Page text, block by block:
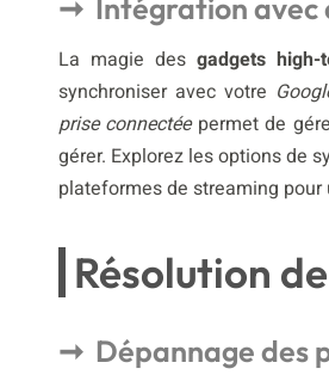
Intégration avec
La magie desgadgets high-
synchroniser avec votre
prise connectéepermet de
gérer. Explorez les options de
plateformes de streaming
Résolution
Dépannage des